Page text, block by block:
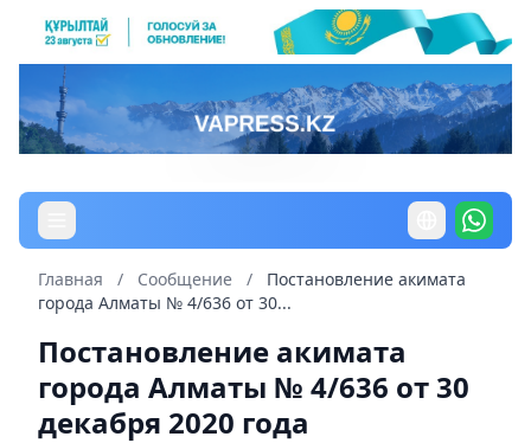
Главная / Сообщение /
Постановление акимата
города Алматы № 4/636 от 30...
Постановление акимата
города Алматы № 4/636 от 30
декабря 2020 года